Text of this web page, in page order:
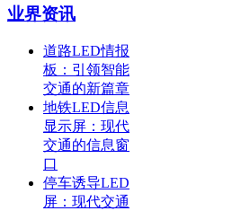
业界资讯
道路LED情报
板：引领智能
交通的新篇章
地铁LED信息
显示屏：现代
交通的信息窗
口
停车诱导LED
屏：现代交通